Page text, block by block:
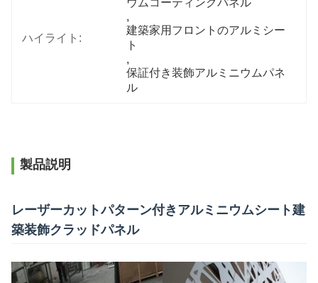
ハイライト:
ウムコーティングパネル
,
建築家用フロントのアルミシー
ト
,
保証付き装飾アルミニウムパネ
ル
製品説明
レーザーカットパターン付きアルミニウムシート建
築装飾クラッドパネル